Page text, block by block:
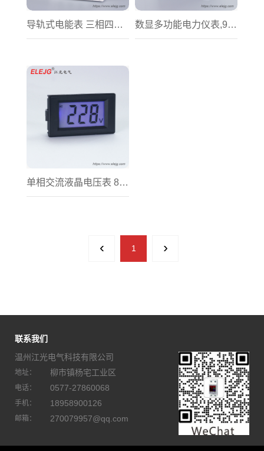
导轨式电能表 三相四线 DTS805 数显多功能电力仪表,96型,72型
单相交流液晶电压表 85型
‹ 1 ›
联系我们
温州江光电气科技有限公司
地址： 柳市镇杨宅工业区
电话： 0577-27860068
手机： 18958900126
邮箱： 270079957@qq.com